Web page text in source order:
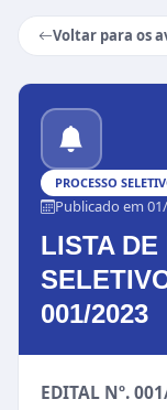
Voltar para os
PROCESSO
Publicado em
LISTA DE
001/2023
EDITAL Nº.